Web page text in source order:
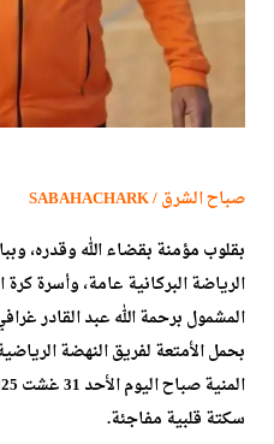
صباح الشرق / SABAHACHARK
بقلوب مؤمنة بقضاء الله وقدره،
الرياضة البركانية عامة، وأسرة
المشمول برحمة الله عبد القادر
بحمل الأمتعة لفريق النهضة
سكتة قلبية مفاجئة.